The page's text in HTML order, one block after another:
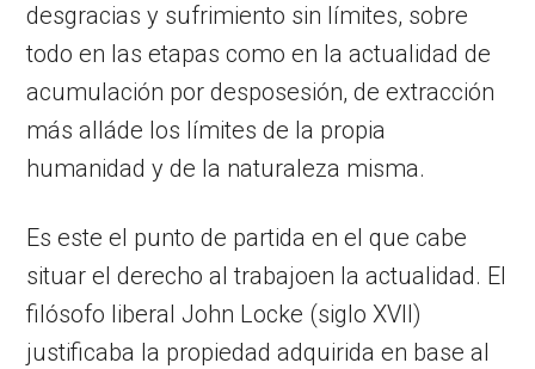
desgracias y sufrimiento sin límites, sobre
todo en las etapas como en la actualidad de
acumulación por desposesión, de extracción
más alláde los límites de la propia
humanidad y de la naturaleza misma.
Es este el punto de partida en el que cabe
situar el derecho al trabajoen la actualidad. El
filósofo liberal John Locke (siglo XVII)
justificaba la propiedad adquirida en base al